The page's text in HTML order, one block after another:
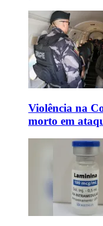
Violência na
morto em